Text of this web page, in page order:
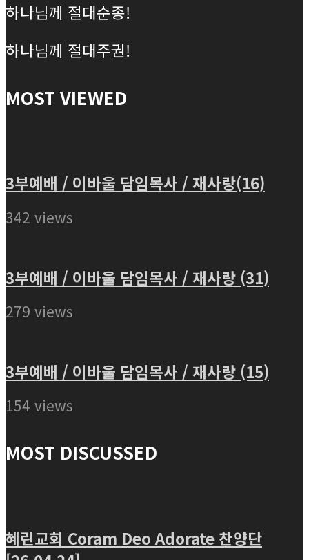
하나님께 절대순종!
하나님께 절대주권!
MOST VIEWED
3부예배 / 이바울 담임목사 / 재사랑(16)
342 views
3부예배 / 이바울 담임목사 / 재사랑 (31)
279 views
3부예배 / 이바울 담임목사 / 재사랑 (15)
154 views
MOST DISCUSSED
혜린교회 Coram Deo Adorate 찬양단